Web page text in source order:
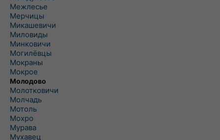
Межлесье
Мерчицы
Микашевичи
Миловиды
Минковичи
Могилёвцы
Мокраны
Мокрое
Молодово
Молотковичи
Молчадь
Мотоль
Мохро
Мурава
Мухавец